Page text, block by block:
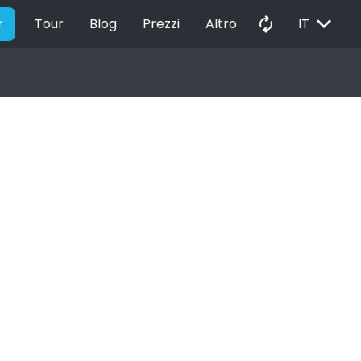
Tour Blog Prezzi Altro autorenew IT EXPAND_MORE